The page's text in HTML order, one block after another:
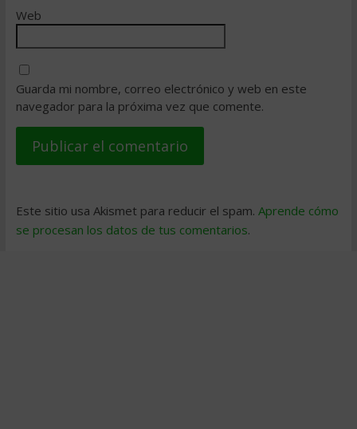
Web
Guarda mi nombre, correo electrónico y web en este
navegador para la próxima vez que comente.
Este sitio usa Akismet para reducir el spam. Aprende cómo
se procesan los datos de tus comentarios.